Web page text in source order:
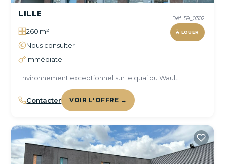
Réf. 59_0302
À LOUER
LILLE
260 m²
Nous consulter
Immédiate
Environnement exceptionnel sur le quai du Wault
Contacter VOIR L'OFFRE →